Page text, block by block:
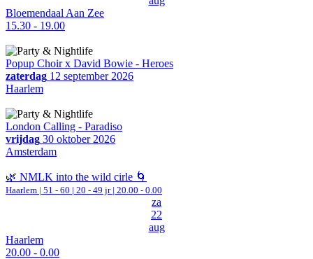
Bloemendaal Aan Zee
15.30 - 19.00
Popup Choir x David Bowie - Heroes
zaterdag 12 september 2026
Haarlem
London Calling - Paradiso
vrijdag 30 oktober 2026
Amsterdam
🌿 NMLK into the wild cirle 🌀
Haarlem | 51 - 60 | 20 - 49 jr | 20.00 - 0.00
za
22
aug
Haarlem
20.00 - 0.00